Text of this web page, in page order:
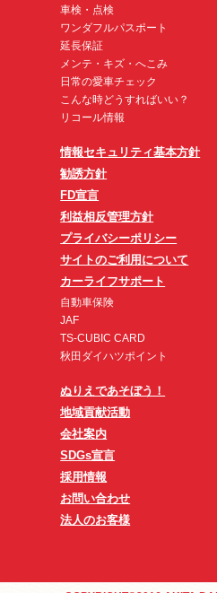
車検・点検
ワンダフルパスポート
延長保証
メンテ・キズ・へこみ
日常の愛車チェック
こんな時どうすればいい？
リコール情報
情報セキュリティ基本方針
勧誘方針
FD宣言
利益相反管理方針
プライバシーポリシー
サイトのご利用について
カーライフサポート
自動車保険
JAF
TS-CUBIC CARD
秋田ダイハツポイント
ぬりえであそぼう！
地域貢献活動
会社案内
SDGs宣言
採用情報
お問い合わせ
法人のお客様